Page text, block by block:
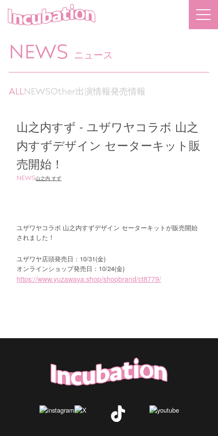
NEWS ニュース
ALL NEWSOther出演情報発売情報
山之内すず - ユザワヤコラボ 山之
内すずデザイン セーターキット販
売開始！
NEWS山之内 すず
ユザワヤコラボ 山之内すずデザイン セーターキットが販売開始
されました！
ユザワヤ店頭発売日：10/31(金)
オンラインショップ発売日：10/24(金)
https://www.yuzawaya.shop/shopbrand/ct8779/